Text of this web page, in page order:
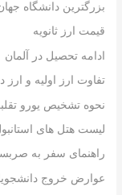
بزرگترین دانشگاه
قیمت ارز ثانویه
ادامه تحصیل در آلمان
تفاوت ارز اولیه و ارز
نحوه تشخیص یورو
لیست هتل های
راهنمای سفر به
عوارض خروج